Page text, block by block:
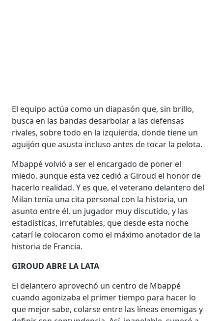
El equipo actúa como un diapasón que, sin brillo,
busca en las bandas desarbolar a las defensas
rivales, sobre todo en la izquierda, donde tiene un
aguijón que asusta incluso antes de tocar la pelota.
Mbappé volvió a ser el encargado de poner el
miedo, aunque esta vez cedió a Giroud el honor de
hacerlo realidad. Y es que, el veterano delantero del
Milan tenía una cita personal con la historia, un
asunto entre él, un jugador muy discutido, y las
estadísticas, irrefutables, que desde esta noche
catarí le colocaron como el máximo anotador de la
historia de Francia.
GIROUD ABRE LA LATA
El delantero aprovechó un centro de Mbappé
cuando agonizaba el primer tiempo para hacer lo
que mejor sabe, colarse entre las líneas enemigas y